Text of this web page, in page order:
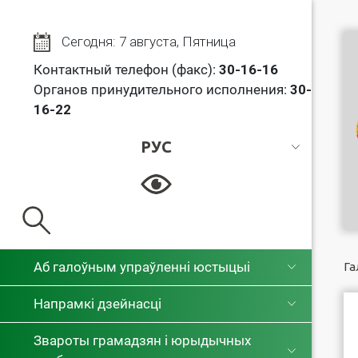
Сегодня: 7 августа, Пятница
Контактный телефон (факс): 30-16-16
Органов принудительного исполнения: 30-
16-22
РУС
РУС
Аб галоўным упраўленні юстыцыі
Напрамкі дзейнасці
Звароты грамадзян і юрыдычных